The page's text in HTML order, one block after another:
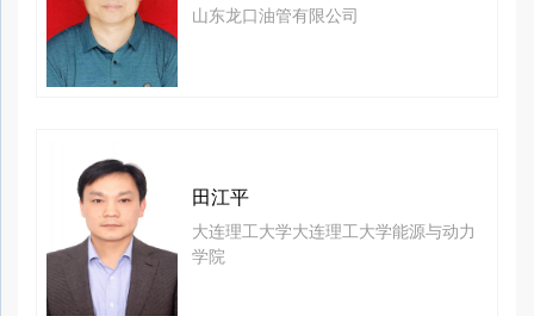
山东龙口油管有限公司
田江平
大连理工大学大连理工大学能源与动力
学院